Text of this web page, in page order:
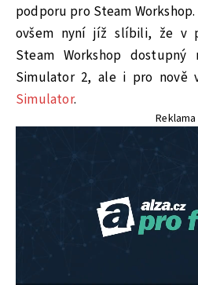
podporu pro Steam
ovšem nyní jíž slíbili, že v
Steam Workshop
Simulator 2, ale i pro nově
Simulator.
Reklama